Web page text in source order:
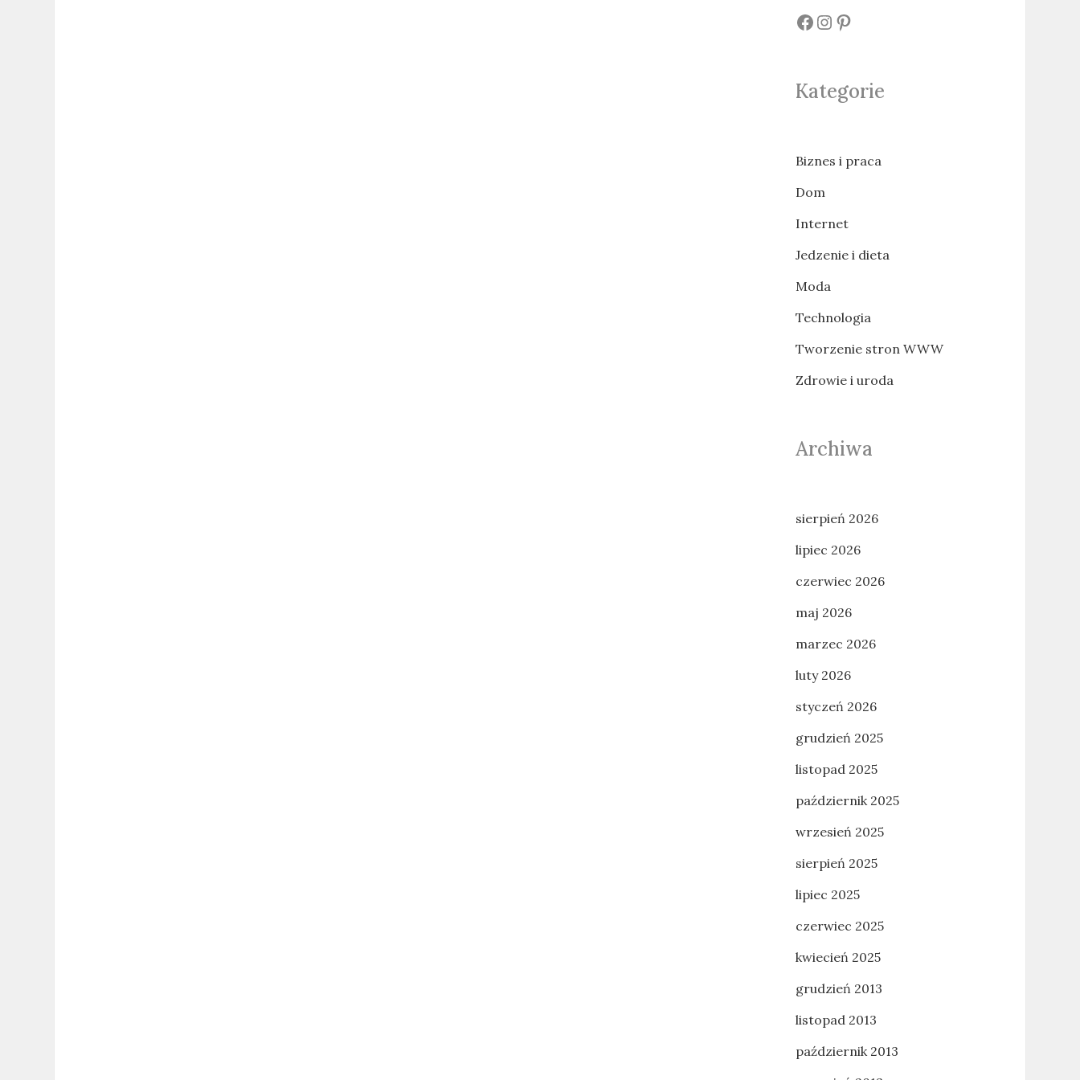
# # #
Kategorie
Biznes i praca
Dom
Internet
Jedzenie i dieta
Moda
Technologia
Tworzenie stron WWW
Zdrowie i uroda
Archiwa
sierpień 2026
lipiec 2026
czerwiec 2026
maj 2026
marzec 2026
luty 2026
styczeń 2026
grudzień 2025
listopad 2025
październik 2025
wrzesień 2025
sierpień 2025
lipiec 2025
czerwiec 2025
kwiecień 2025
grudzień 2013
listopad 2013
październik 2013